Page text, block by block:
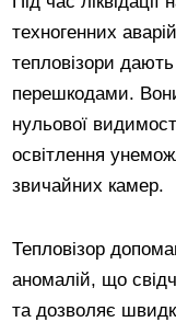
техногенних
тепловізори
перешкодами.
нульової
освітлення
звичайних камер.
Тепловізор
аномалій, що
та дозволяє